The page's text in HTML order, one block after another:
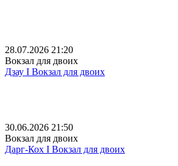
28.07.2026 21:20
Вокзал для двоих
Дзау I Вокзал для двоих
30.06.2026 21:50
Вокзал для двоих
Дарг-Кох I Вокзал для двоих